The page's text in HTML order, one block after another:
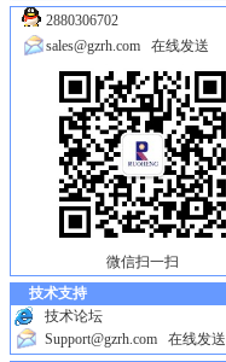
2880306702
sales@gzrh.com
在线发送
微信扫一扫
技术支持
技术论坛
Support@gzrh.com
在线发送